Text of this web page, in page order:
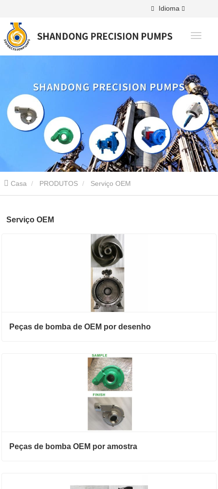
Idioma
Casa PRODUTOS Serviço OEM
Serviço OEM
Peças de bomba de OEM por desenho
Peças de bomba OEM por amostra